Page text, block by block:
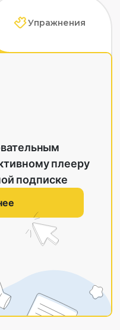
Упражнения
плееру
подписке